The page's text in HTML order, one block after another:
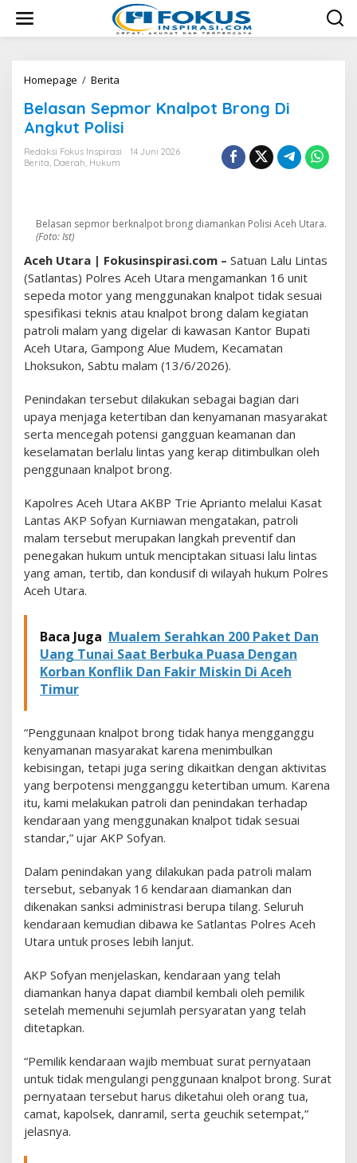
w
Homepage / Berita
l
a
s
a
m
K
n
a
o
t
B
o
n
g
D
i
A
k
u
t
P
l
Belasan Sepmor Knalpot Brong Di
Angkut Polisi
Redaksi Fokus Inspirasi
14 Juni 2026
Berita, Daerah, Hukum
Belasan sepmor berknalpot brong diamankan Polisi Aceh Utara.
(Foto: Ist)
Aceh Utara | Fokusinspirasi.com – Satuan Lalu Lintas
(Satlantas) Polres Aceh Utara mengamankan 16 unit
sepeda motor yang menggunakan knalpot tidak sesuai
spesifikasi teknis atau knalpot brong dalam kegiatan
patroli malam yang digelar di kawasan Kantor Bupati
Aceh Utara, Gampong Alue Mudem, Kecamatan
Lhoksukon, Sabtu malam (13/6/2026).
Penindakan tersebut dilakukan sebagai bagian dari
upaya menjaga ketertiban dan kenyamanan masyarakat
serta mencegah potensi gangguan keamanan dan
keselamatan berlalu lintas yang kerap ditimbulkan oleh
penggunaan knalpot brong.
Kapolres Aceh Utara AKBP Trie Aprianto melalui Kasat
Lantas AKP Sofyan Kurniawan mengatakan, patroli
malam tersebut merupakan langkah preventif dan
penegakan hukum untuk menciptakan situasi lalu lintas
yang aman, tertib, dan kondusif di wilayah hukum Polres
Aceh Utara.
Baca Juga Mualem Serahkan 200 Paket Dan
Uang Tunai Saat Berbuka Puasa Dengan
Korban Konflik Dan Fakir Miskin Di Aceh
Timur
“Penggunaan knalpot brong tidak hanya mengganggu
kenyamanan masyarakat karena menimbulkan
kebisingan, tetapi juga sering dikaitkan dengan aktivitas
yang berpotensi mengganggu ketertiban umum. Karena
itu, kami melakukan patroli dan penindakan terhadap
kendaraan yang menggunakan knalpot tidak sesuai
standar,” ujar AKP Sofyan.
Dalam penindakan yang dilakukan pada patroli malam
tersebut, sebanyak 16 kendaraan diamankan dan
dikenakan sanksi administrasi berupa tilang. Seluruh
kendaraan kemudian dibawa ke Satlantas Polres Aceh
Utara untuk proses lebih lanjut.
AKP Sofyan menjelaskan, kendaraan yang telah
diamankan hanya dapat diambil kembali oleh pemilik
setelah memenuhi sejumlah persyaratan yang telah
ditetapkan.
“Pemilik kendaraan wajib membuat surat pernyataan
untuk tidak mengulangi penggunaan knalpot brong. Surat
pernyataan tersebut harus diketahui oleh orang tua,
camat, kapolsek, danramil, serta geuchik setempat,”
jelasnya.